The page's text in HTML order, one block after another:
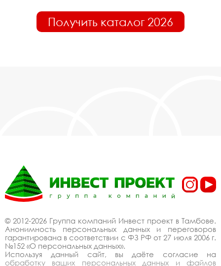
Получить каталог 2026
© 2012-2026 Группа компаний Инвест проект в Тамбове.
Анонимность персональных данных и переговоров
гарантирована в соответствии с ФЗ РФ от 27 июля 2006 г.
№152 «О персональных данных».
Используя данный сайт, вы даёте согласие на
обработку ваших персональных данных и файлов